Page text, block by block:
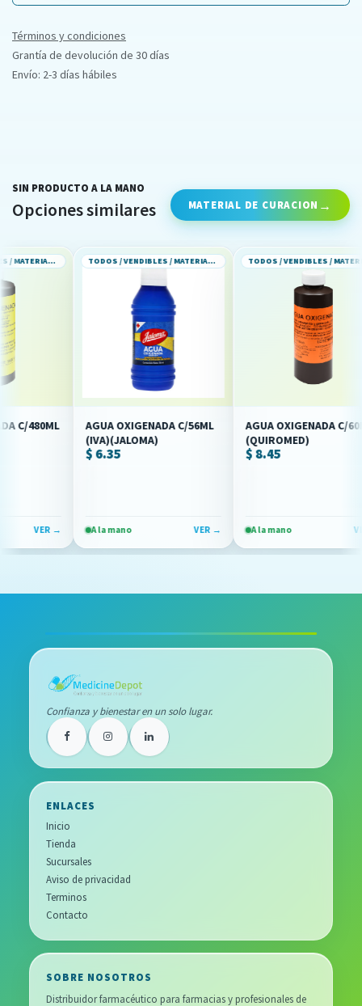
Términos y condiciones
Grantía de devolución de 30 días
Envío: 2-3 días hábiles
SIN PRODUCTO A LA MANO
Opciones similares MATERIAL DE CURACION
TODOS / VENDIBLES / MATERIAL DE CURACION
480ML
VER →
TODOS / VENDIBLES / MATERIAL DE CURACION
AGUA OXIGENADA C/56ML
(IVA)(JALOMA)
$ 6.35
A la mano VER →
TODOS / VENDIBLES / MATERIAL DE CURACION
AGUA OXIGENADA C/60ML
(QUIROMED)
$ 8.45
A la mano VER →
Confianza y bienestar en un solo lugar.
ENLACES
Inicio
Tienda
Sucursales
Aviso de privacidad
Terminos
Contacto
SOBRE NOSOTROS
Distribuidor farmacéutico para farmacias y profesionales de